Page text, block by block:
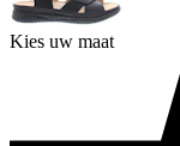
Kies uw maat